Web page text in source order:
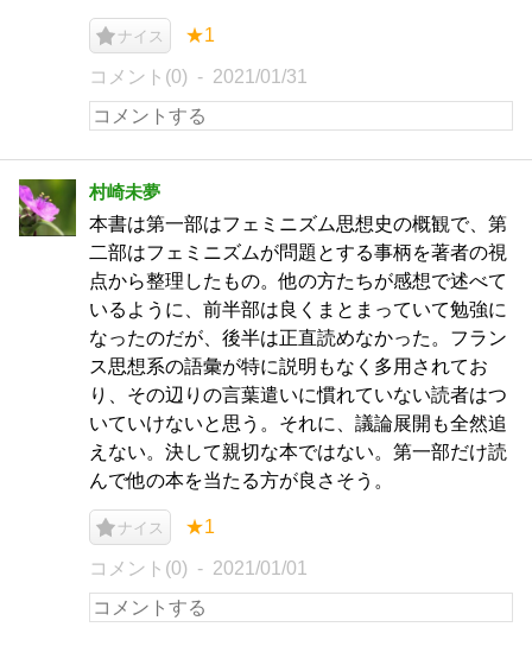
ナイス ★1
コメント(0) 2021/01/31
村崎未夢
本書は第一部はフェミニズム思想史の概観で、第
二部はフェミニズムが問題とする事柄を著者の視
点から整理したもの。他の方たちが感想で述べて
いるように、前半部は良くまとまっていて勉強に
なったのだが、後半は正直読めなかった。フラン
ス思想系の語彙が特に説明もなく多用されてお
り、その辺りの言葉遣いに慣れていない読者はつ
いていけないと思う。それに、議論展開も全然追
えない。決して親切な本ではない。第一部だけ読
んで他の本を当たる方が良さそう。
ナイス ★1
コメント(0) 2021/01/01